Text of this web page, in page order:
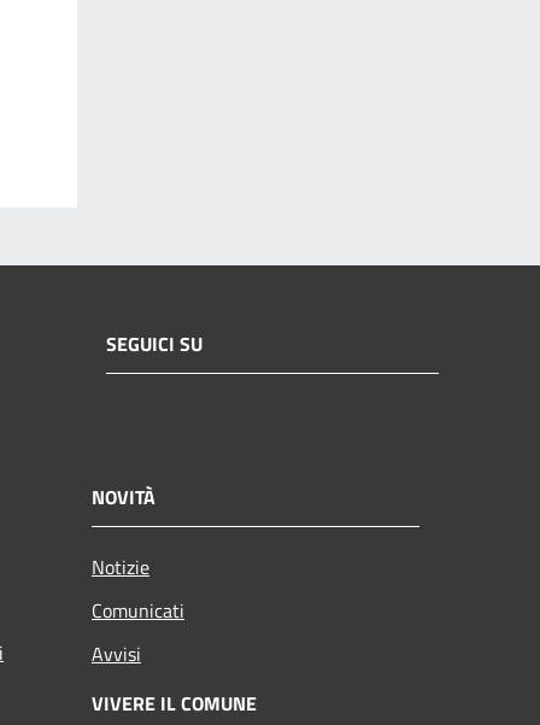
SEGUICI SU
NOVITÀ
Notizie
Comunicati
Avvisi
VIVERE IL COMUNE